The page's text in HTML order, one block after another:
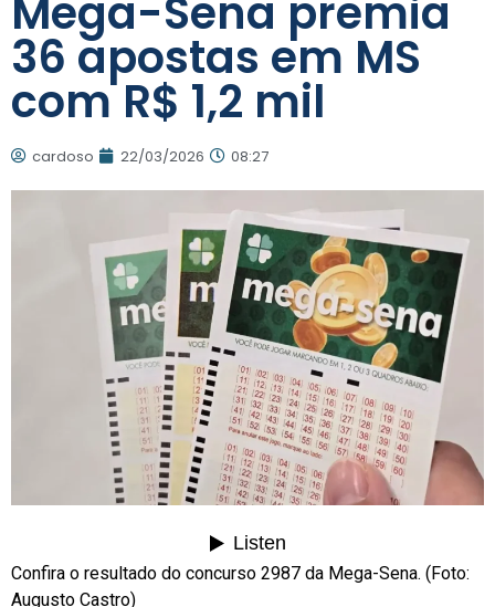
Mega-Sena premia
36 apostas em MS
com R$ 1,2 mil
cardoso 22/03/2026 08:27
Confira o resultado do concurso 2987 da Mega-Sena. (Foto:
Augusto Castro)